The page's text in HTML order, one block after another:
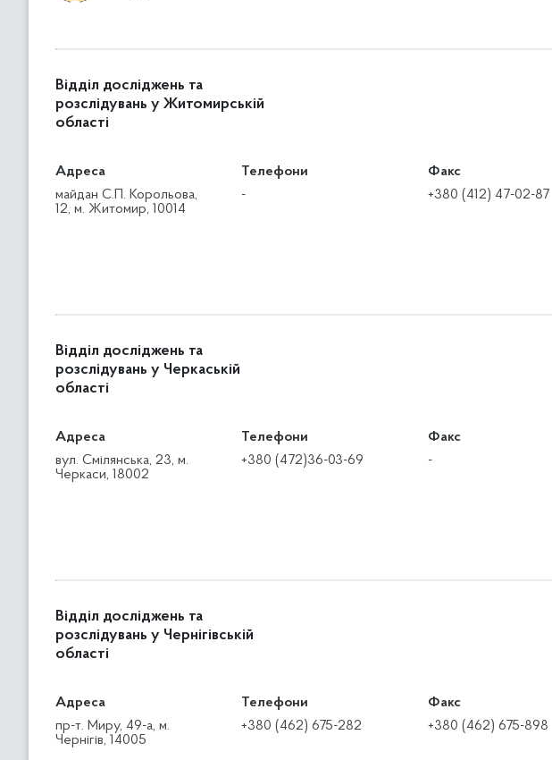
Відділ досліджень та
розслідувань у Житомирській
області
Адреса
майдан С.П. Корольова,
12, м. Житомир, 10014
Телефони
-
Факс
+380 (412) 47-02-87
Відділ досліджень та
розслідувань у Черкаській
області
Адреса
вул. Смілянська, 23, м.
Черкаси, 18002
Телефони
+380 (472)36-03-69
Факс
-
Відділ досліджень та
розслідувань у Чернігівській
області
Адреса
пр-т. Миру, 49-а, м.
Чернігів, 14005
Телефони
+380 (462) 675-282
Факс
+380 (462) 675-898